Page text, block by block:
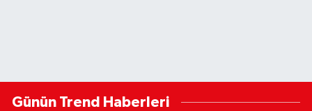
Günün Trend Haberleri